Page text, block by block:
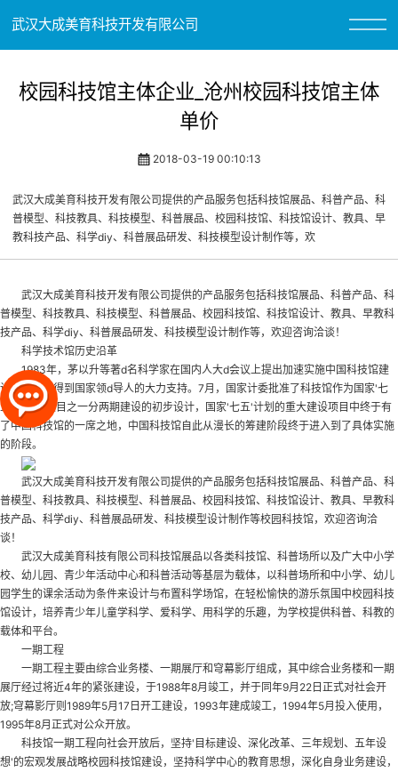
武汉大成美育科技开发有限公司
校园科技馆主体企业_沧州校园科技馆主体
单价
2018-03-19 00:10:13
武汉大成美育科技开发有限公司提供的产品服务包括科技馆展品、科普产品、科
普模型、科技教具、科技模型、科普展品、校园科技馆、科技馆设计、教具、早
教科技产品、科学diy、科普展品研发、科技模型设计制作等，欢
武汉大成美育科技开发有限公司提供的产品服务包括科技馆展品、科普产品、科
普模型、科技教具、科技模型、科普展品、 校园科技馆、科技馆设计、教具、早教科
技产品、科学diy、科普展品研发、科技模型设计制作等，欢迎咨询洽谈！
科学技术馆历史沿革
1983年，茅以升等著d名科学家在国内人大d会议上提出加速实施中国科技馆建
设的提案，得到国家领d导人的大力支持。7月，国家计委批准了科技馆作为国家'七
五'计划的项目之一分两期建设的初步设计，国家'七五'计划的重大建设项目中终于有
了中国科技馆的一席之地，中国科技馆自此从漫长的筹建阶段终于进入到了具体实施
的阶段。
武汉大成美育科技开发有限公司提供的产品服务包括科技馆展品、科普产品、科
普模型、科技教具、科技模型、科普展品、校园科技馆、科技馆设计、教具、早教科
技产品、科学diy、科普展品研发、科技模型设计制作等校园科技馆，欢迎咨询洽
谈！
武汉大成美育科技有限公司科技馆展品以各类科技馆、科普场所以及广大中小学
校、幼儿园、青少年活动中心和科普活动等基层为载体，以科普场所和中小学、幼儿
园学生的课余活动为条件来设计与布置科学场馆，在轻松愉快的游乐氛围中校园科技
馆设计，培养青少年儿童学科学、爱科学、用科学的乐趣，为学校提供科普、科教的
载体和平台。
一期工程
一期工程主要由综合业务楼、一期展厅和穹幕影厅组成，其中综合业务楼和一期
展厅经过将近4年的紧张建设，于1988年8月竣工，并于同年9月22日正式对社会开
放;穹幕影厅则1989年5月17日开工建设，1993年建成竣工，1994年5月投入使用，
1995年8月正式对公众开放。
科技馆一期工程向社会开放后，坚持'目标建设、深化改革、三年规划、五年设
想'的宏观发展战略校园科技馆建设，坚持科学中心的教育思想，深化自身业务建设，